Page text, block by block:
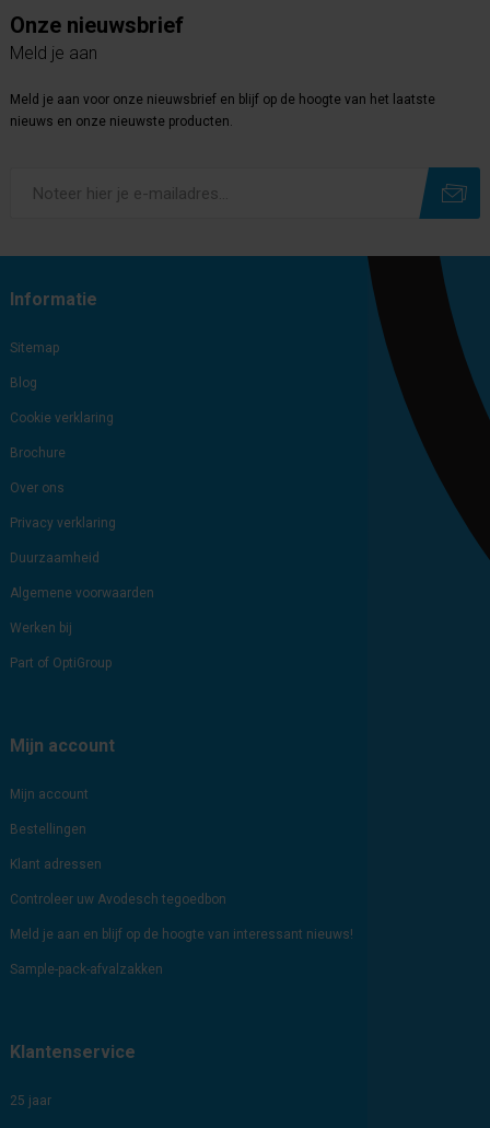
Onze nieuwsbrief
Meld je aan
Meld je aan voor onze nieuwsbrief en blijf op de hoogte van het laatste
nieuws en onze nieuwste producten.
Informatie
Sitemap
Blog
Cookie verklaring
Brochure
Over ons
Privacy verklaring
Duurzaamheid
Algemene voorwaarden
Werken bij
Part of OptiGroup
Mijn account
Mijn account
Bestellingen
Klant adressen
Controleer uw Avodesch tegoedbon
Meld je aan en blijf op de hoogte van interessant nieuws!
Sample-pack-afvalzakken
Klantenservice
25 jaar